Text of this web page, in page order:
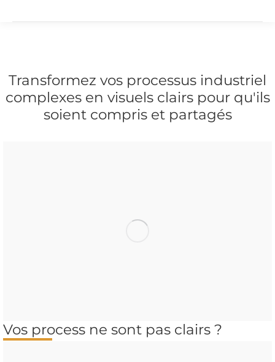
Transformez vos processus industriel
complexes en visuels clairs pour qu'ils
soient compris et partagés
Vos process ne sont pas clairs ?